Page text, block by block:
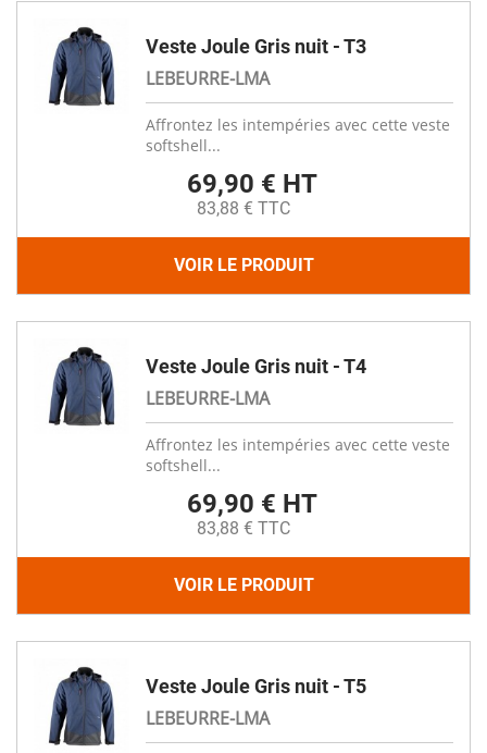
Veste Joule Gris nuit - T3
LEBEURRE-LMA
Affrontez les intempéries avec cette veste
softshell...
69,90 € HT
83,88 € TTC
VOIR LE PRODUIT
Veste Joule Gris nuit - T4
LEBEURRE-LMA
Affrontez les intempéries avec cette veste
softshell...
69,90 € HT
83,88 € TTC
VOIR LE PRODUIT
Veste Joule Gris nuit - T5
LEBEURRE-LMA